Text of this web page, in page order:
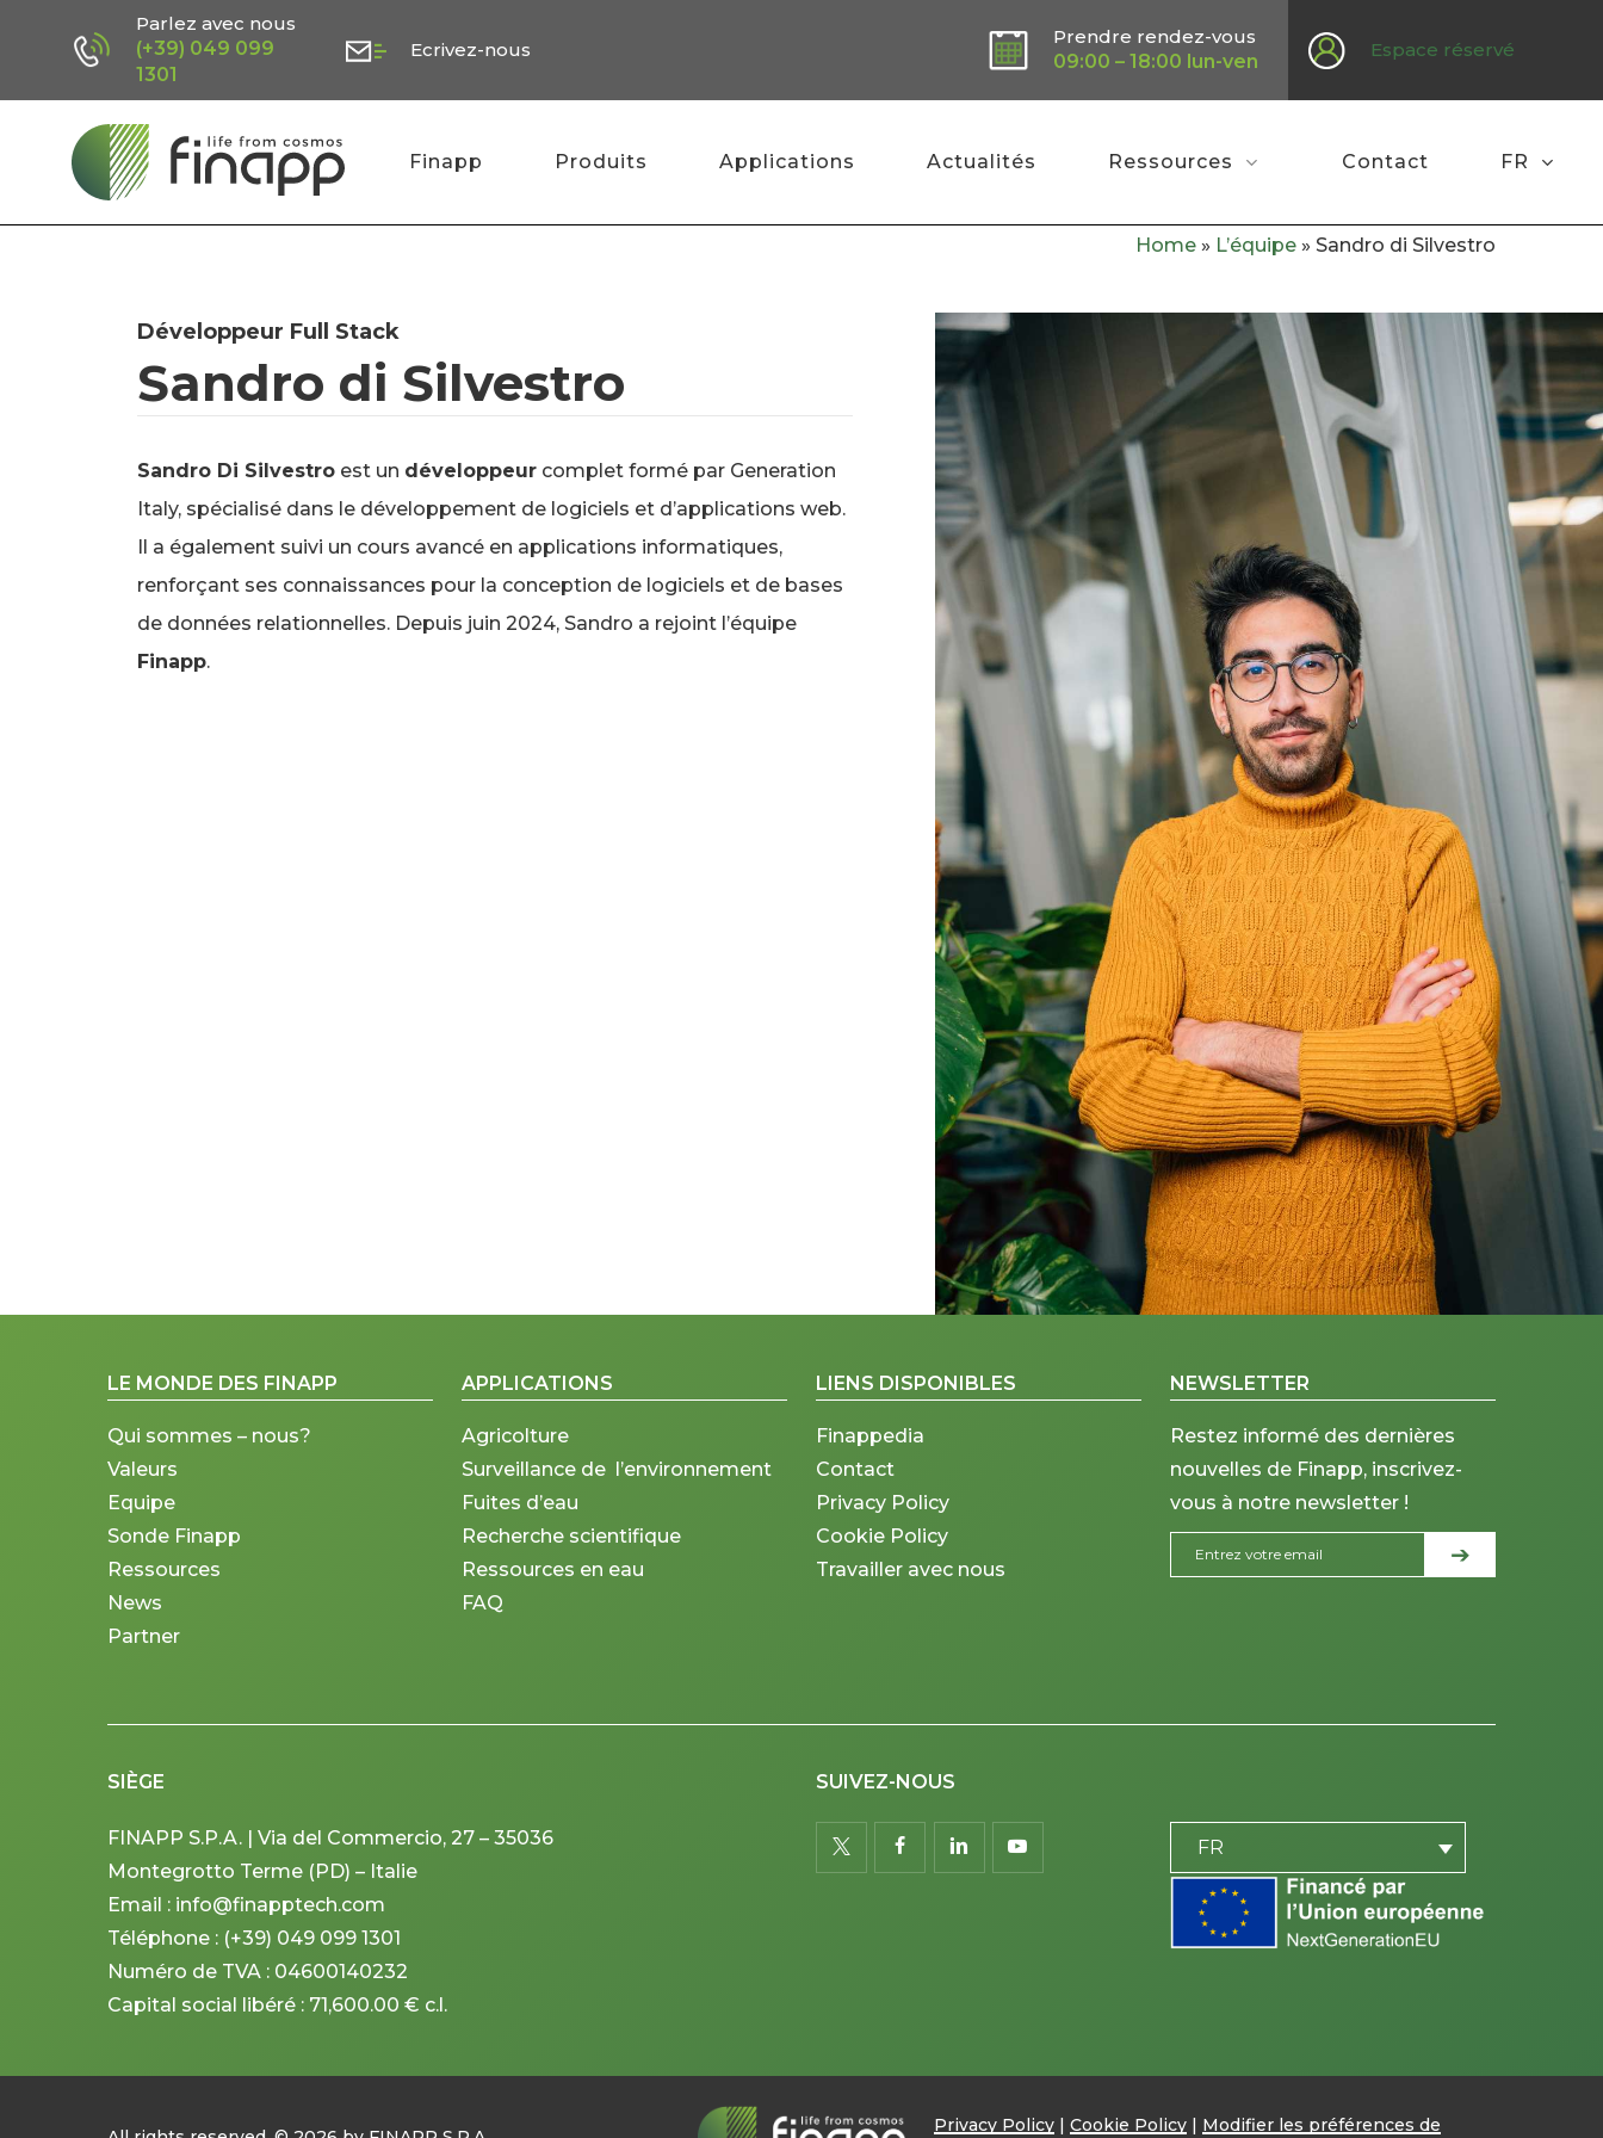
Parlez avec nous
(+39) 049 099
1301
Ecrivez-nous
Prendre rendez-vous
09:00 – 18:00 lun-ven
Espace réservé
Finapp Produits Applications Actualités Ressources Contact FR
Home » L’équipe » Sandro di Silvestro
Développeur Full Stack
Sandro di Silvestro
Sandro Di Silvestroest un développeurcomplet formé par Generation
Italy, spécialisé dans le développement de logiciels et d’applications web.
Il a également suivi un cours avancé en applications informatiques,
renforçant ses connaissances pour la conception de logiciels et de bases
de données relationnelles. Depuis juin 2024, Sandro a rejoint l’équipe
Finapp.
LE MONDE DES FINAPP
Qui sommes – nous?
Valeurs
Equipe
Sonde Finapp
Ressources
News
Partner
APPLICATIONS
Agricolture
Surveillance de l’environnement
Fuites d’eau
Recherche scientifique
Ressources en eau
FAQ
LIENS DISPONIBLES
Finappedia
Contact
Privacy Policy
Cookie Policy
Travailler avec nous
NEWSLETTER
Restez informé des dernières
nouvelles de Finapp, inscrivez-
vous à notre newsletter !
SIÈGE
FINAPP S.P.A. | Via del Commercio, 27 – 35036
Montegrotto Terme (PD) – Italie
Email : info@finapptech.com
Téléphone : (+39) 049 099 1301
Numéro de TVA : 04600140232
Capital social libéré : 71,600.00 € c.l.
SUIVEZ-NOUS
twitterfacebooklinkedinyoutube FR
Privacy Policy| Cookie Policy| Modifier les préférences de